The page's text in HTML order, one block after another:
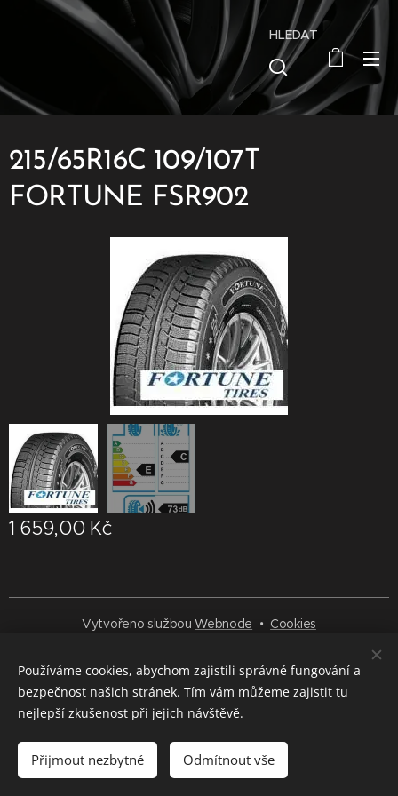
HLEDAT
215/65R16C 109/107T
FORTUNE FSR902
1 659,00 Kč
Do košíku
Vytvořeno službouWebnode Cookies
Čeština
Deutsch English Русский
Používáme cookies, abychom zajistili správné fungování a
bezpečnost našich stránek. Tím vám můžeme zajistit tu
nejlepší zkušenost při jejich návštěvě.
Přijmout nezbytné Odmítnout vše